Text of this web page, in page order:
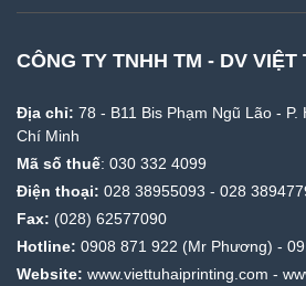
CÔNG TY TNHH TM - DV VIỆT
Địa chỉ: 78 - B11 Bis Phạm Ngũ Lão - P.
Chí Minh
Mã số thuế: 030 332 4099
Điện thoại: 028 38955093 - 028
Fax: (028) 62577090
Hotline: 0908 871 922 (Mr Phương) -
Website: www.viettuhaiprinting.com -